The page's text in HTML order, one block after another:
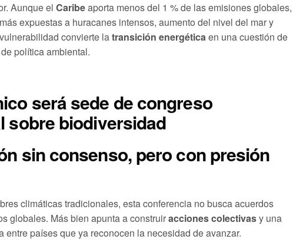
Aunque elCaribeaporta menos del 1 % de las emisiones globales,
expuestas a huracanes intensos, aumento del nivel del mar y
convierte latransición energéticaen una cuestión de
política ambiental.
será sede de congreso
sobre biodiversidad
sin consenso, pero con presión
climáticas tradicionales, esta conferencia no busca acuerdos
globales. Más bien apunta a construiracciones colectivasy una
entre países que ya reconocen la necesidad de avanzar.